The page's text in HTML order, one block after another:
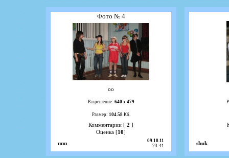
Фото № 4
оо
Разрешение: 640 х 479
Размер: 104.58Кб.
Комментарии [ 2 ]
Оценка [10]
ппп
09.10.11
23:41
shuk